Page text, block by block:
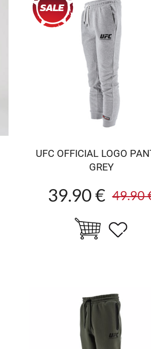
UFC OFFICIAL LOGO
GREY
39.90 € 49.90